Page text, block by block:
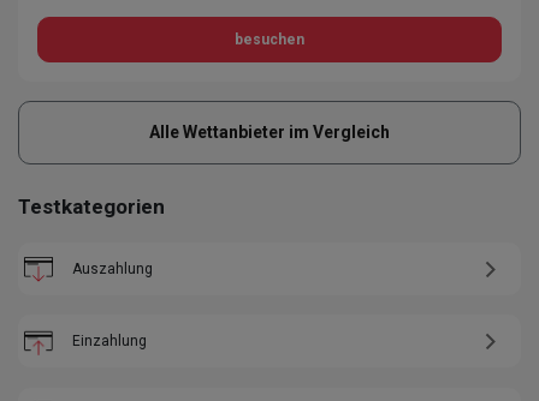
besuchen
Alle Wettanbieter im Vergleich
Testkategorien
Auszahlung
Einzahlung